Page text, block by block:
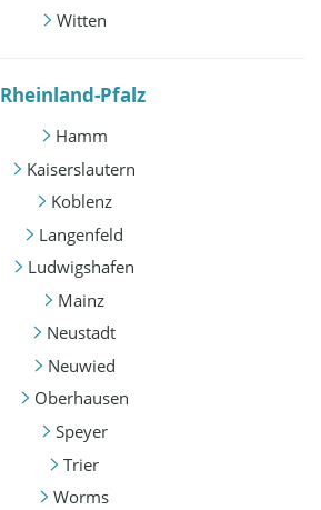
Witten
Rheinland-Pfalz
Hamm
Kaiserslautern
Koblenz
Langenfeld
Ludwigshafen
Mainz
Neustadt
Neuwied
Oberhausen
Speyer
Trier
Worms